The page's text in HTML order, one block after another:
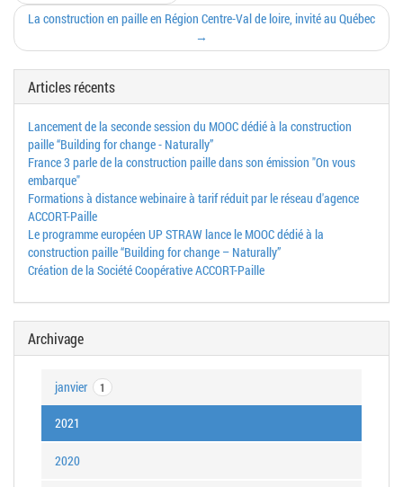
La construction en paille en Région Centre-Val de loire, invité au Québec
→
Articles récents
Lancement de la seconde session du MOOC dédié à la construction
paille “Building for change - Naturally”
France 3 parle de la construction paille dans son émission "On vous
embarque"
Formations à distance webinaire à tarif réduit par le réseau d'agence
ACCORT-Paille
Le programme européen UP STRAW lance le MOOC dédié à la
construction paille “Building for change – Naturally”
Création de la Société Coopérative ACCORT-Paille
Archivage
janvier 1
2021
2020